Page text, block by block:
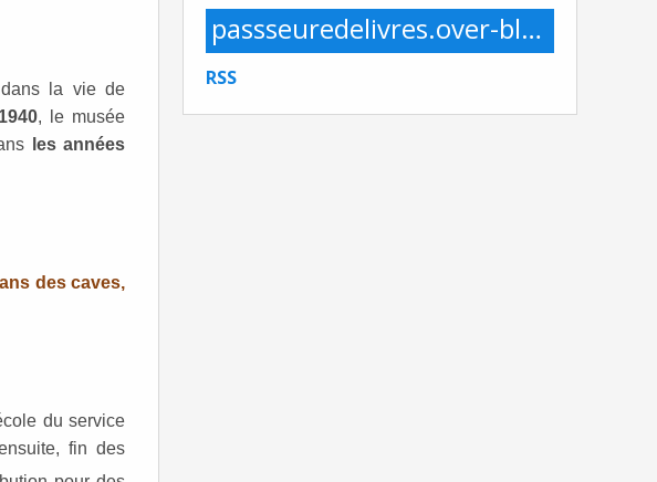
passseuredelivres.over-blog.com
RSS
la vie de
, le musée
les années
des caves,
du service
fin des